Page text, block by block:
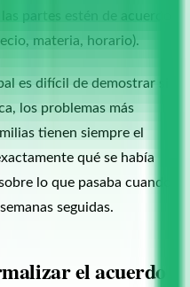
partes estén de acuerdo
materia, horario).
es difícil de demostrar si
los problemas más
tienen siempre el
qué se había
lo que pasaba cuando
seguidas.
el acuerdo